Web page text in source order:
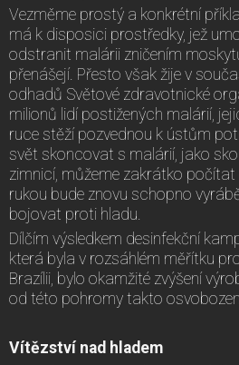
Vezměme prostý a konkrétní
má k disposici prostředky, jež
odstranit malárii zničením
přenášejí. Přesto však žije v
odhadů Světové zdravotnické
milionů lidí postižených malárií,
ruce stěží pozvednou k ústům
svět skoncovat s malárií, jako
zimnicí, můžeme zakrátko počítat
rukou bude znovu schopno
bojovat proti hladu.
Dílčím výsledkem desinfekční
která byla v rozsáhlém měřítku
Brazílii, bylo okamžité zvýšení
od této pohromy takto
Vítězství nad hladem